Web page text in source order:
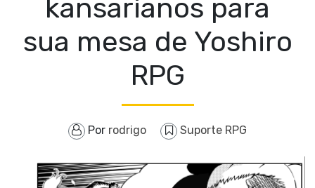
kansarianos para
sua mesa de Yoshiro
RPG
Por rodrigo Suporte RPG